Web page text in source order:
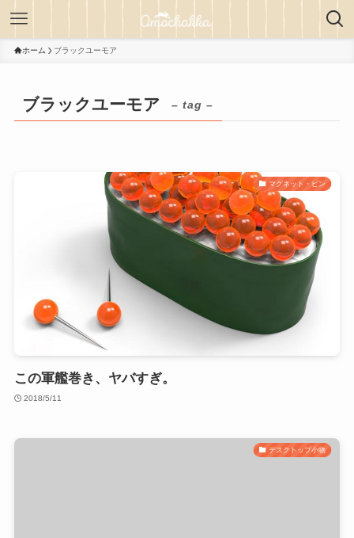
ホーム ブラックユーモア
ブラックユーモア – tag –
マグネット・ピン
この軍艦巻き、ヤバすぎ。
2018/5/11
デスクトップ小物